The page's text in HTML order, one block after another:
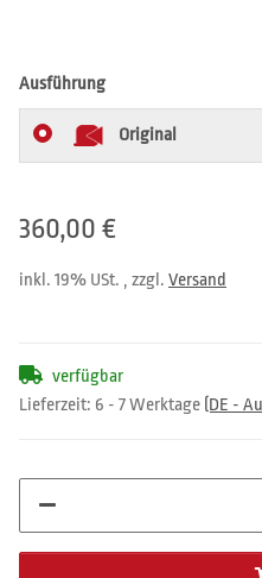
Ausführung
Original
360,00 €
inkl. 19% USt. , zzgl. Versand
verfügbar
Lieferzeit: 6 - 7 Werktage (DE -